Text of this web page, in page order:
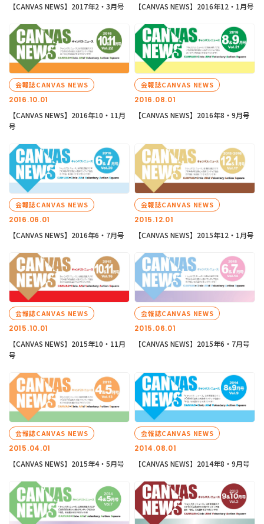
【CANVAS NEWS】2017年2・3月号 【CANVAS NEWS】2016年12・1月号
2016.10.01
会報誌CANVAS NEWS
【CANVAS NEWS】2016年10・11月
号
2016.08.01
会報誌CANVAS NEWS
【CANVAS NEWS】2016年8・9月号
2016.06.01
会報誌CANVAS NEWS
【CANVAS NEWS】2016年6・7月号
2015.12.01
会報誌CANVAS NEWS
【CANVAS NEWS】2015年12・1月号
2015.10.01
会報誌CANVAS NEWS
【CANVAS NEWS】2015年10・11月
号
2015.06.01
会報誌CANVAS NEWS
【CANVAS NEWS】2015年6・7月号
2015.04.01
会報誌CANVAS NEWS
【CANVAS NEWS】2015年4・5月号
2014.08.01
会報誌CANVAS NEWS
【CANVAS NEWS】2014年8・9月号